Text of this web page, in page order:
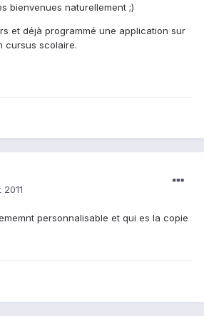
bienvenues naturellement ;)
et déjà programmé une application sur
cursus scolaire.
personnalisable et qui es la copie